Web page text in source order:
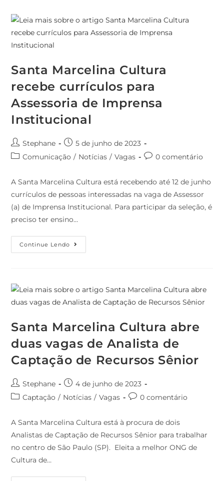
Santa Marcelina Cultura
recebe currículos para
Assessoria de Imprensa
Institucional
Stephane
5 de junho de 2023
Comunicação / Notícias / Vagas 0 comentário
A Santa Marcelina Cultura está recebendo até 12 de junho
currículos de pessoas interessadas na vaga de Assessor
(a) de Imprensa Institucional. Para participar da seleção, é
preciso ter ensino…
Continue Lendo
Santa Marcelina Cultura abre
duas vagas de Analista de
Captação de Recursos Sênior
Stephane
4 de junho de 2023
Captação / Notícias / Vagas 0 comentário
A Santa Marcelina Cultura está à procura de dois
Analistas de Captação de Recursos Sênior para trabalhar
no centro de São Paulo (SP). Eleita a melhor ONG de
Cultura de…